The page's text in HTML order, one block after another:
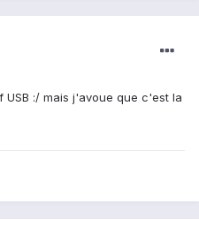
:/ mais j'avoue que c'est la